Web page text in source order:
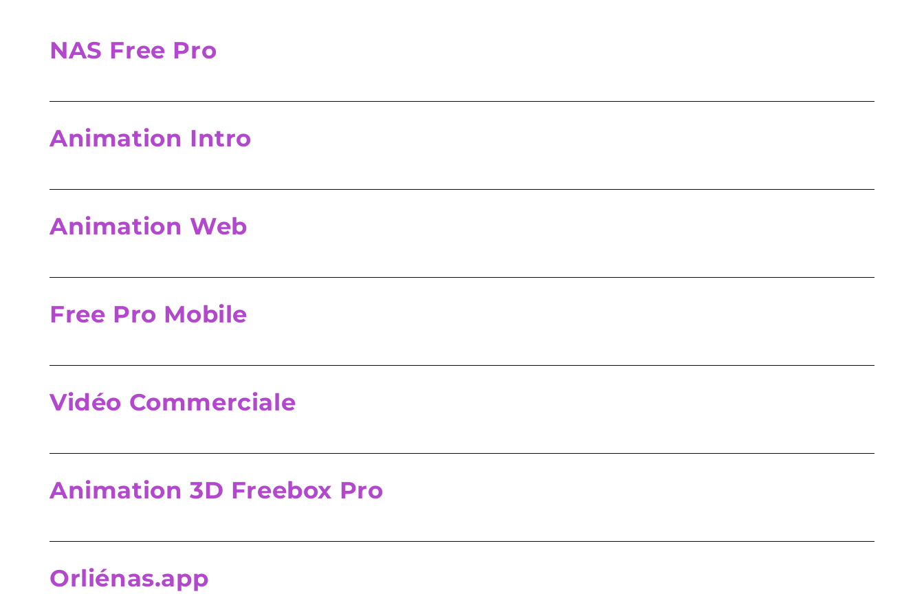
NAS Free Pro
Animation Intro
Animation Web
Free Pro Mobile
Vidéo Commerciale
Animation 3D Freebox Pro
Orliénas.app